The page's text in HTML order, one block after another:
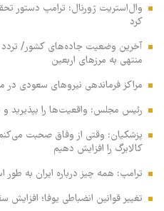
وال‌استریت ژورنال: ترامپ دستور
کرد
آخرین وضعیت جاده‌های کشور/
منتهی به مرزهای اربعین
مراکز فرماندهی نیروهای سعودی
رئیس مجلس: واقعیت‌ها را بپذیرید
پزشکیان: وقتی از وفاق صحبت
کالابرگ را افزایش دهیم
ترامپ: همه چیز درباره ایران به
تغییر قوانین انضباطی یوفا؛